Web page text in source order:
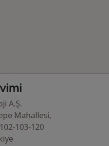
A.Ş.
Mahallesi,
103-120